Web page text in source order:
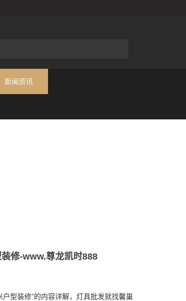
新闻资讯
修-www.尊龙凯时888
型装修”的内容详解，灯具批发就找馨巢